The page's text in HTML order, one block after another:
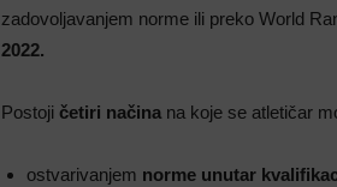
zadovoljavanjem norme ili preko World
2022.
Postoji četiri načina na koje se atletičar
ostvarivanjem norme unutar